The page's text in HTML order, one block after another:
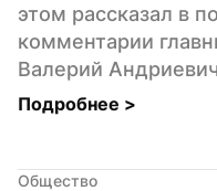
этом рассказал в
комментарии
Валерий
Подробнее >
Общество